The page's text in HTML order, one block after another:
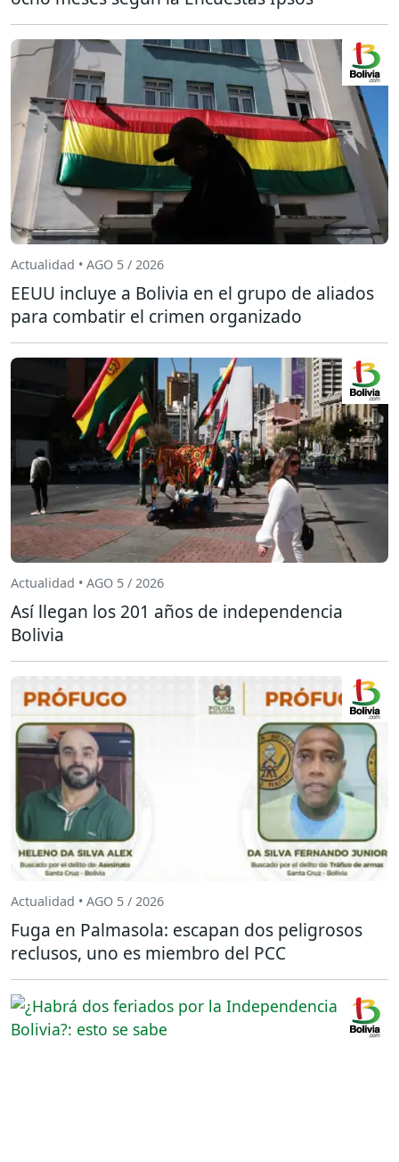
Actualidad • AGO 5 / 2026
EEUU incluye a Bolivia en el grupo de aliados
para combatir el crimen organizado
Actualidad • AGO 5 / 2026
Así llegan los 201 años de independencia
Bolivia
Actualidad • AGO 5 / 2026
Fuga en Palmasola: escapan dos peligrosos
reclusos, uno es miembro del PCC